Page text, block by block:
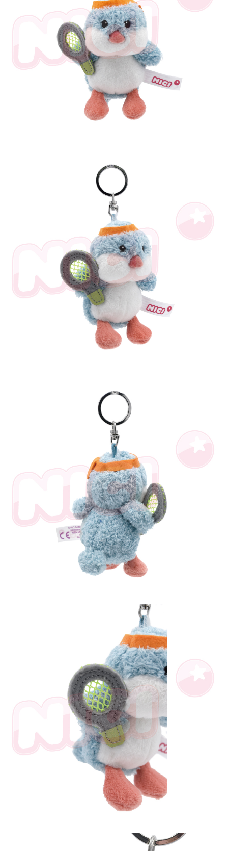
２．關於個人資料處理事宜，請瀏覽以下網址：
https://aftee.tw/terms/#terms3
３．未成年的使用者請事先徵得法定代理人或監護人之同意方可使用
「AFTEE先享後付」，若未經同意申辦者引起之損失，本公司不負相關責
４．使用「AFTEE先享後付」時，將依據個別帳號之用戶狀況，依本公司即
時審查核予不同之上限額度；若仍有額度不足之情形，本公司將視審查結果
請求用戶進行身份認證。
５．嚴禁一人註冊多個帳號或使用他人資訊註冊。若發現惡意使用之情形，
恩沛科技股份有限公司將有權停止該用戶之使用額度並採取法律行動。